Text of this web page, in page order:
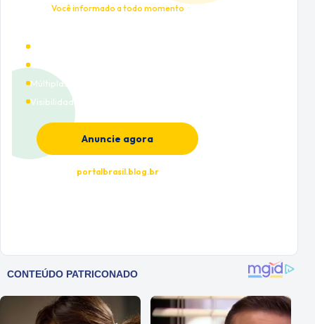
Você informado a todo momento
Múltiplas categorias
Visibilidade premium
Anuncie agora
portalbrasil.blog.br